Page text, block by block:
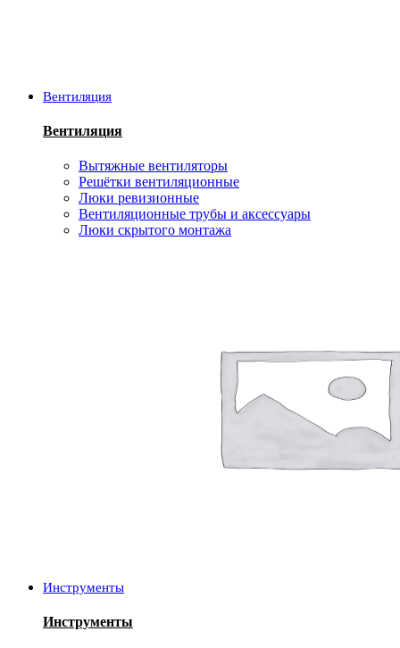
Вентиляция
Вентиляция
Вытяжные вентиляторы
Решётки вентиляционные
Люки ревизионные
Вентиляционные трубы и аксессуары
Люки скрытого монтажа
Инструменты
Инструменты